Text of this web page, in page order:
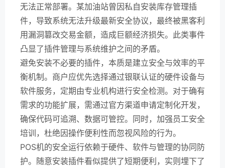
无法正常部署。某加油站曾因私自安装库存管理插
件，导致系统无法升级最新安全协议，最终被黑客利
用漏洞篡改交易金额，造成巨额经济损失。此类事件
凸显了插件管理与系统维护之间的矛盾。
避免安装不必要的插件，本质是建立安全与效率的平
衡机制。商户应优先选择通过银联认证的硬件设备与
软件服务，定期由专业机构进行安全检测。对于确有
需求的功能扩展，需通过官方渠道申请定制化开发，
确保代码可追溯、数据可管控。同时，加强员工安全
培训，杜绝因操作便利性而忽视风险的行为。
POS机的安全运行依赖于硬件、软件与管理的协同防
护。随意安装插件看似提供了短期便利，实则埋下了